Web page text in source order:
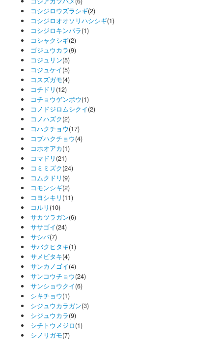
コシジロウズラシギ(2)
コシジロオオソリハシシギ(1)
コシジロキンパラ(1)
コシャクシギ(2)
ゴジュウカラ(9)
コジュリン(5)
コジュケイ(5)
コスズガモ(4)
コチドリ (12)
コチョウゲンボウ(1)
コノドジロムシクイ(2)
コノハズク(2)
コハクチョウ(17)
コブハクチョウ(4)
コホオアカ(1)
コマドリ (21)
コミミズク(24)
コムクドリ (9)
コモンシギ(2)
コヨシキリ (11)
コルリ (10)
サカツラガン(6)
ササゴイ(24)
サシバ(7)
サバクヒタキ(1)
サメビタキ(4)
サンカノゴイ(4)
サンコウチョウ(24)
サンショウクイ(6)
シキチョウ(1)
シジュウカラガン(3)
シジュウカラ(9)
シチトウメジロ(1)
シノリガモ(7)